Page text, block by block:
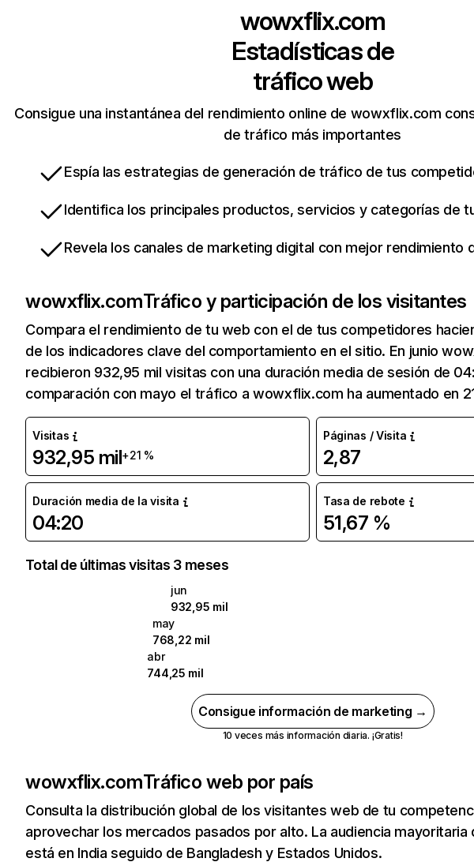
wowxflix.com
Estadísticas de
tráfico web
Consigue una instantánea del rendimiento online de wowxflix.com
de tráfico más importantes
Espía las estrategias de generación de tráfico de tus
Identifica los principales productos, servicios y categorías de
Revela los canales de marketing digital con mejor rendimiento
wowxflix.comTráfico y participación de los visitantes
Compara el rendimiento de tu web con el de tus competidores
de los indicadores clave del comportamiento en el sitio. En junio
recibieron 932,95 mil visitas con una duración media de sesión de
comparación con mayo el tráfico a wowxflix.com ha aumentado en
Visitas
932,95 mil+21 %
Páginas / Visita
2,87
Duración media de la visita
04:20
Tasa de rebote
51,67 %
Total de últimas visitas 3 meses
jun
932,95 mil
may
768,22 mil
abr
744,25 mil
Consigue información de marketing →
10 veces más información diaria. ¡Gratis!
wowxflix.comTráfico web por país
Consulta la distribución global de los visitantes web de tu
aprovechar los mercados pasados por alto. La audiencia
está en India seguido de Bangladesh y Estados Unidos.